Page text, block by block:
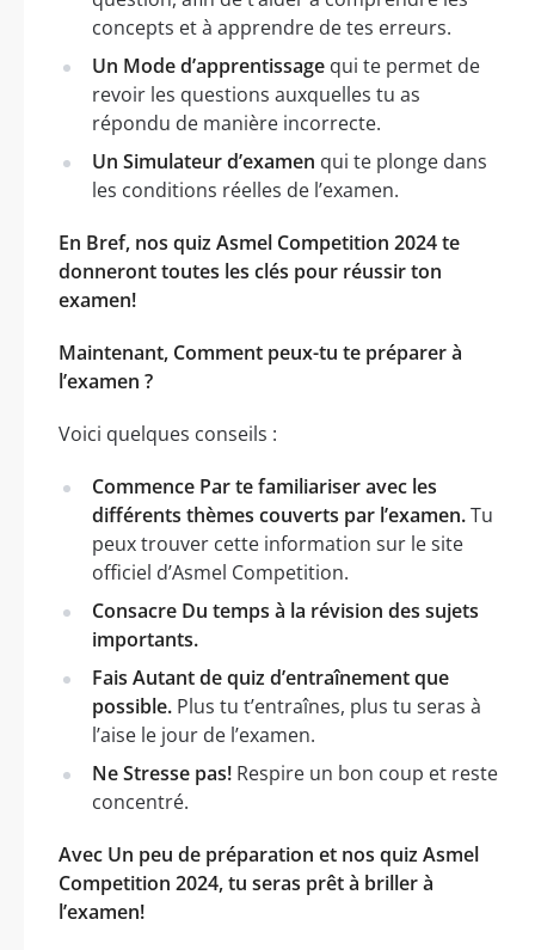
concepts et à apprendre de tes erreurs.
Un Mode d’apprentissage qui te permet de
revoir les questions auxquelles tu as
répondu de manière incorrecte.
Un Simulateur d’examen qui te plonge dans
les conditions réelles de l’examen.
En Bref, nos quiz Asmel Competition 2024 te
donneront toutes les clés pour réussir ton
examen!
Maintenant, Comment peux-tu te préparer à
l’examen ?
Voici quelques conseils :
Commence Par te familiariser avec les
différents thèmes couverts par l’examen.Tu
peux trouver cette information sur le site
officiel d’Asmel Competition.
Consacre Du temps à la révision des sujets
importants.
Fais Autant de quiz d’entraînement que
possible. Plus tu t’entraînes, plus tu seras à
l’aise le jour de l’examen.
Ne Stresse pas! Respire un bon coup et reste
concentré.
Avec Un peu de préparation et nos quiz Asmel
Competition 2024, tu seras prêt à briller à
l’examen!